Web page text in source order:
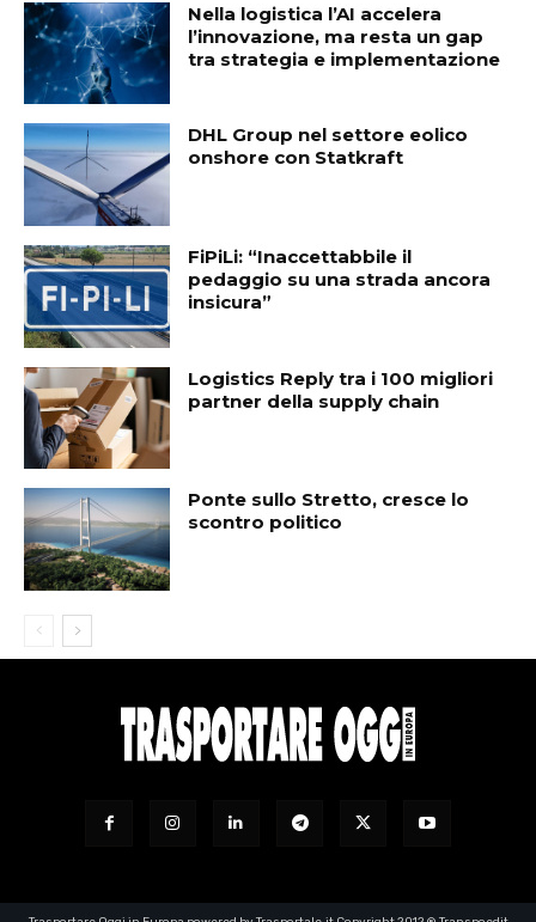
Nella logistica l’AI accelera
l’innovazione, ma resta un gap
tra strategia e implementazione
DHL Group nel settore eolico
onshore con Statkraft
FiPiLi: “Inaccettabbile il
pedaggio su una strada ancora
insicura”
Logistics Reply tra i 100 migliori
partner della supply chain
Ponte sullo Stretto, cresce lo
scontro politico